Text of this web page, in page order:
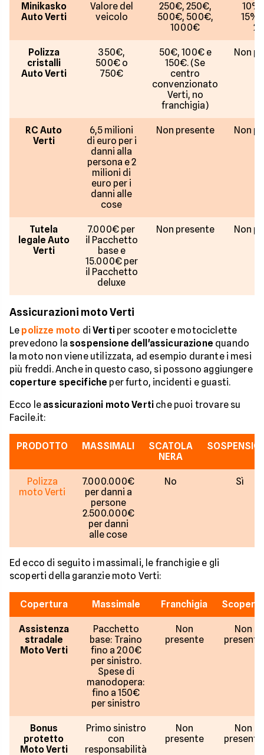
Minikasko
Auto Verti
Valore del
veicolo
250€, 250€,
500€, 500€,
1000€
Polizza
cristalli
Auto Verti
350€,
500€ o
750€
50€, 100€ e
150€. (Se
centro
convenzionato
Verti, no
franchigia)
Non
RC Auto
Verti
6,5 milioni
di euro per i
danni alla
persona e 2
milioni di
euro per i
danni alle
cose
Non presente Non
Tutela
legale Auto
Verti
7.000€ per
il Pacchetto
base e
15.000€ per
il Pacchetto
deluxe
Non presente Non
Assicurazioni moto Verti
Le polizze moto diVertiper scooter e motociclette
prevedono la sospensione dell'assicurazione quando
la moto non viene utilizzata, ad esempio durante i mesi
più freddi. Anche in questo caso, si possono aggiungere
coperture specifiche per furto, incidenti e guasti.
Ecco le assicurazioni moto Verti che puoi trovare su
Facile.it:
PRODOTTO MASSIMALI
SCATOLA
NERA
Polizza
moto Verti
7.000.000€
per danni a
persone
2.500.000€
per danni
alle cose
No Sì
Ed ecco di seguito i massimali, le franchigie e gli
scoperti della garanzie moto Verti:
Copertura Massimale Franchigia
Assistenza
stradale
Moto Verti
Pacchetto
base: Traino
fino a 200€
per sinistro.
Spese di
manodopera:
fino a 150€
per sinistro
Non
presente
Non
presente
Bonus
protetto
Moto Verti
Primo sinistro
con
responsabilità
Non
presente
Non
presente